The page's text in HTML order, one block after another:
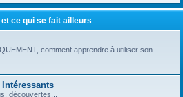
et ce qui se fait ailleurs
comment apprendre à utiliser son
découvertes...